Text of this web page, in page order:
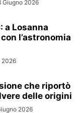
Giugno 2026
a Losanna
l’astronomia
2026
che riportò
delle origini
2026